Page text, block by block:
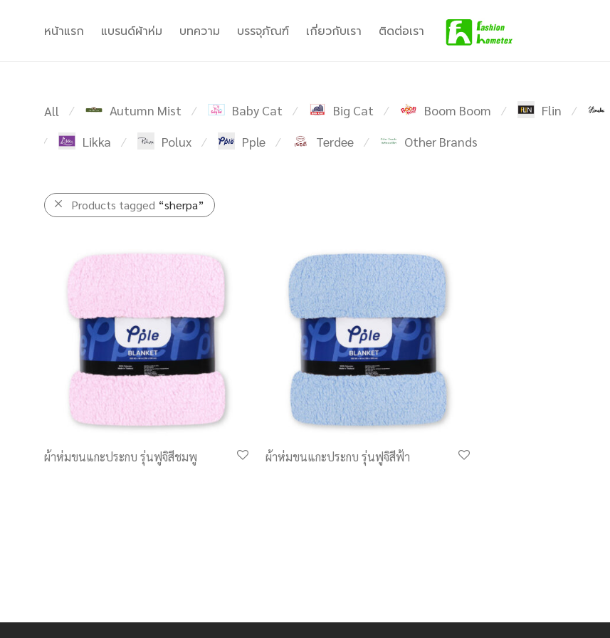
หน้าแรก แบรนด์ผ้าห่ม บทความ บรรจุภัณฑ์ เกี่ยวกับเรา ติดต่อเรา
All ⁄ Autumn Mist ⁄ Baby Cat ⁄ Big Cat ⁄ Boom Boom ⁄ Flin ⁄
⁄ Likka ⁄ Polux ⁄ Pple ⁄ Terdee ⁄ Other Brands
Products tagged “sherpa”
ผ้าห่มขนแกะประกบ รุ่นฟูจิสีชมพู ผ้าห่มขนแกะประกบ รุ่นฟูจิสีฟ้า